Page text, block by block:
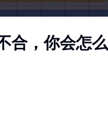
合，你会怎么